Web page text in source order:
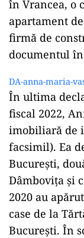
în Vrancea, o
apartament
firmă de
documentul
DA-anna-maria-
În ultima
fiscal 2022,
imobiliară de
facsimil). Ea
București,
Dâmbovița și
2020 au
case de la
București. În